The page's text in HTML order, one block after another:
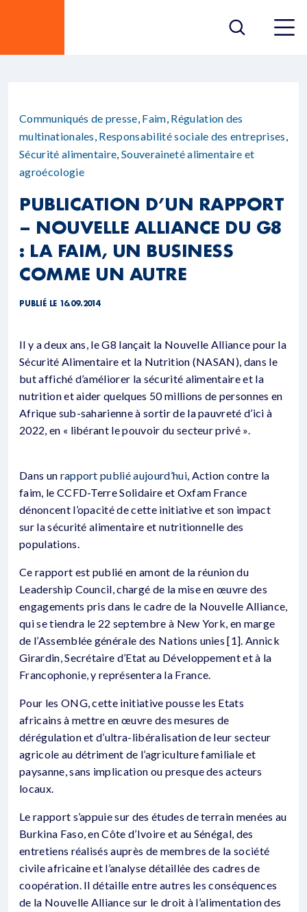
Communiqués de presse, Faim, Régulation des
multinationales, Responsabilité sociale des entreprises,
Sécurité alimentaire,Souveraineté alimentaire et
agroécologie
PUBLICATION D’UN RAPPORT
– NOUVELLE ALLIANCE DU G8
: LA FAIM, UN BUSINESS
COMME UN AUTRE
PUBLIÉ LE 16.09.2014
Il y a deux ans, le G8 lançait la Nouvelle Alliance pour la
Sécurité Alimentaire et la Nutrition (NASAN), dans le
but affiché d’améliorer la sécurité alimentaire et la
nutrition et aider quelques 50 millions de personnes en
Afrique sub-saharienne à sortir de la pauvreté d’ici à
2022, en « libérant le pouvoir du secteur privé ».
Dans un rapport publié aujourd’hui, Action contre la
faim, le CCFD-Terre Solidaire et Oxfam France
dénoncent l’opacité de cette initiative et son impact
sur la sécurité alimentaire et nutritionnelle des
populations.
Ce rapport est publié en amont de la réunion du
Leadership Council, chargé de la mise en œuvre des
engagements pris dans le cadre de la Nouvelle Alliance,
qui se tiendra le 22 septembre à New York, en marge
de l’Assemblée générale des Nations unies [1]. Annick
Girardin, Secrétaire d’Etat au Développement et à la
Francophonie, y représentera la France.
Pour les ONG, cette initiative pousse les Etats
africains à mettre en œuvre des mesures de
dérégulation et d’ultra-libéralisation de leur secteur
agricole au détriment de l’agriculture familiale et
paysanne, sans implication ou presque des acteurs
locaux.
Le rapport s’appuie sur des études de terrain menées au
Burkina Faso, en Côte d’Ivoire et au Sénégal, des
entretiens réalisés auprès de membres de la société
civile africaine et l’analyse détaillée des cadres de
coopération. Il détaille entre autres les conséquences
de la Nouvelle Alliance sur le droit à l’alimentation des